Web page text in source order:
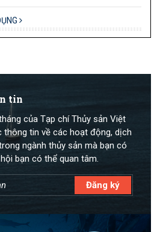
tin
của Tạp chí Thủy sản Việt
thông tin về các hoạt động, dịch
ngành thủy sản mà bạn có
bạn có thể quan tâm.